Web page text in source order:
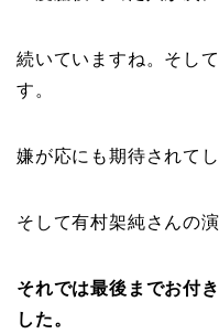
続いていますね。そし
す。
嫌が応にも期待されて
そして有村架純さんの
それでは最後までお付
した。